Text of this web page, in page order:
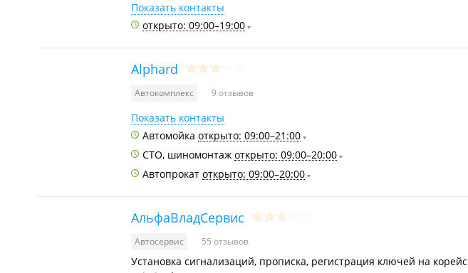
Показать контакты
открыто: 09:00–19:00
Alphard
Автокомплекс 9 отзывов
Показать контакты
Автомойка открыто: 09:00–21:00
СТО, шиномонтаж открыто: 09:00–20:00
Автопрокат открыто: 09:00–20:00
АльфаВладСервис
Автосервис 55 отзывов
Установка сигнализаций, прописка, регистрация ключей на